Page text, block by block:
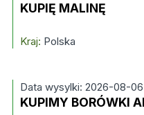
KUPIĘ MALINĘ
Kraj: Polska
Data wysylki: 2026-08-06
KUPIMY BORÓWKI